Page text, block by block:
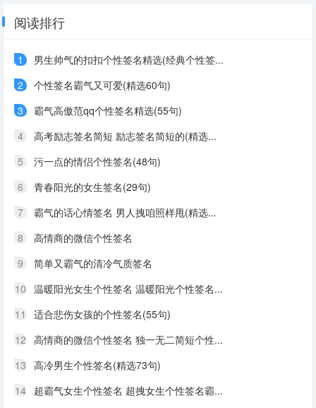
阅读排行
1
男生帅气的扣扣个性签名精选(经典个性签...
2
个性签名霸气又可爱(精选60句)
3
霸气高傲范qq个性签名精选(55句)
4
高考励志签名简短 励志签名简短的(精选...
5
污一点的情侣个性签名(48句)
6
青春阳光的女生签名(29句)
7
霸气的话心情签名 男人拽咱照样甩(精选...
8
高情商的微信个性签名
9
简单又霸气的清冷气质签名
10 温暖阳光女生个性签名 温暖阳光个性签名...
11
适合悲伤女孩的个性签名(55句)
12 高情商的微信个性签名 独一无二简短个性...
13 高冷男生个性签名(精选73句)
14 超霸气女生个性签名 超拽女生个性签名霸...